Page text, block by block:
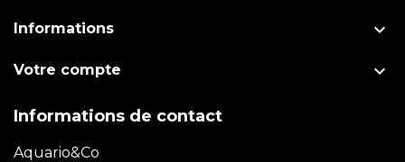
Informations 
Votre compte 
Informations de contact
Aquario&Co